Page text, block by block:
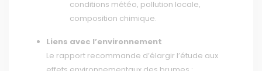
conditions météo, pollution locale,
composition chimique.
Liens avec l’environnement
Le rapport recommande d’élargir l’étude aux